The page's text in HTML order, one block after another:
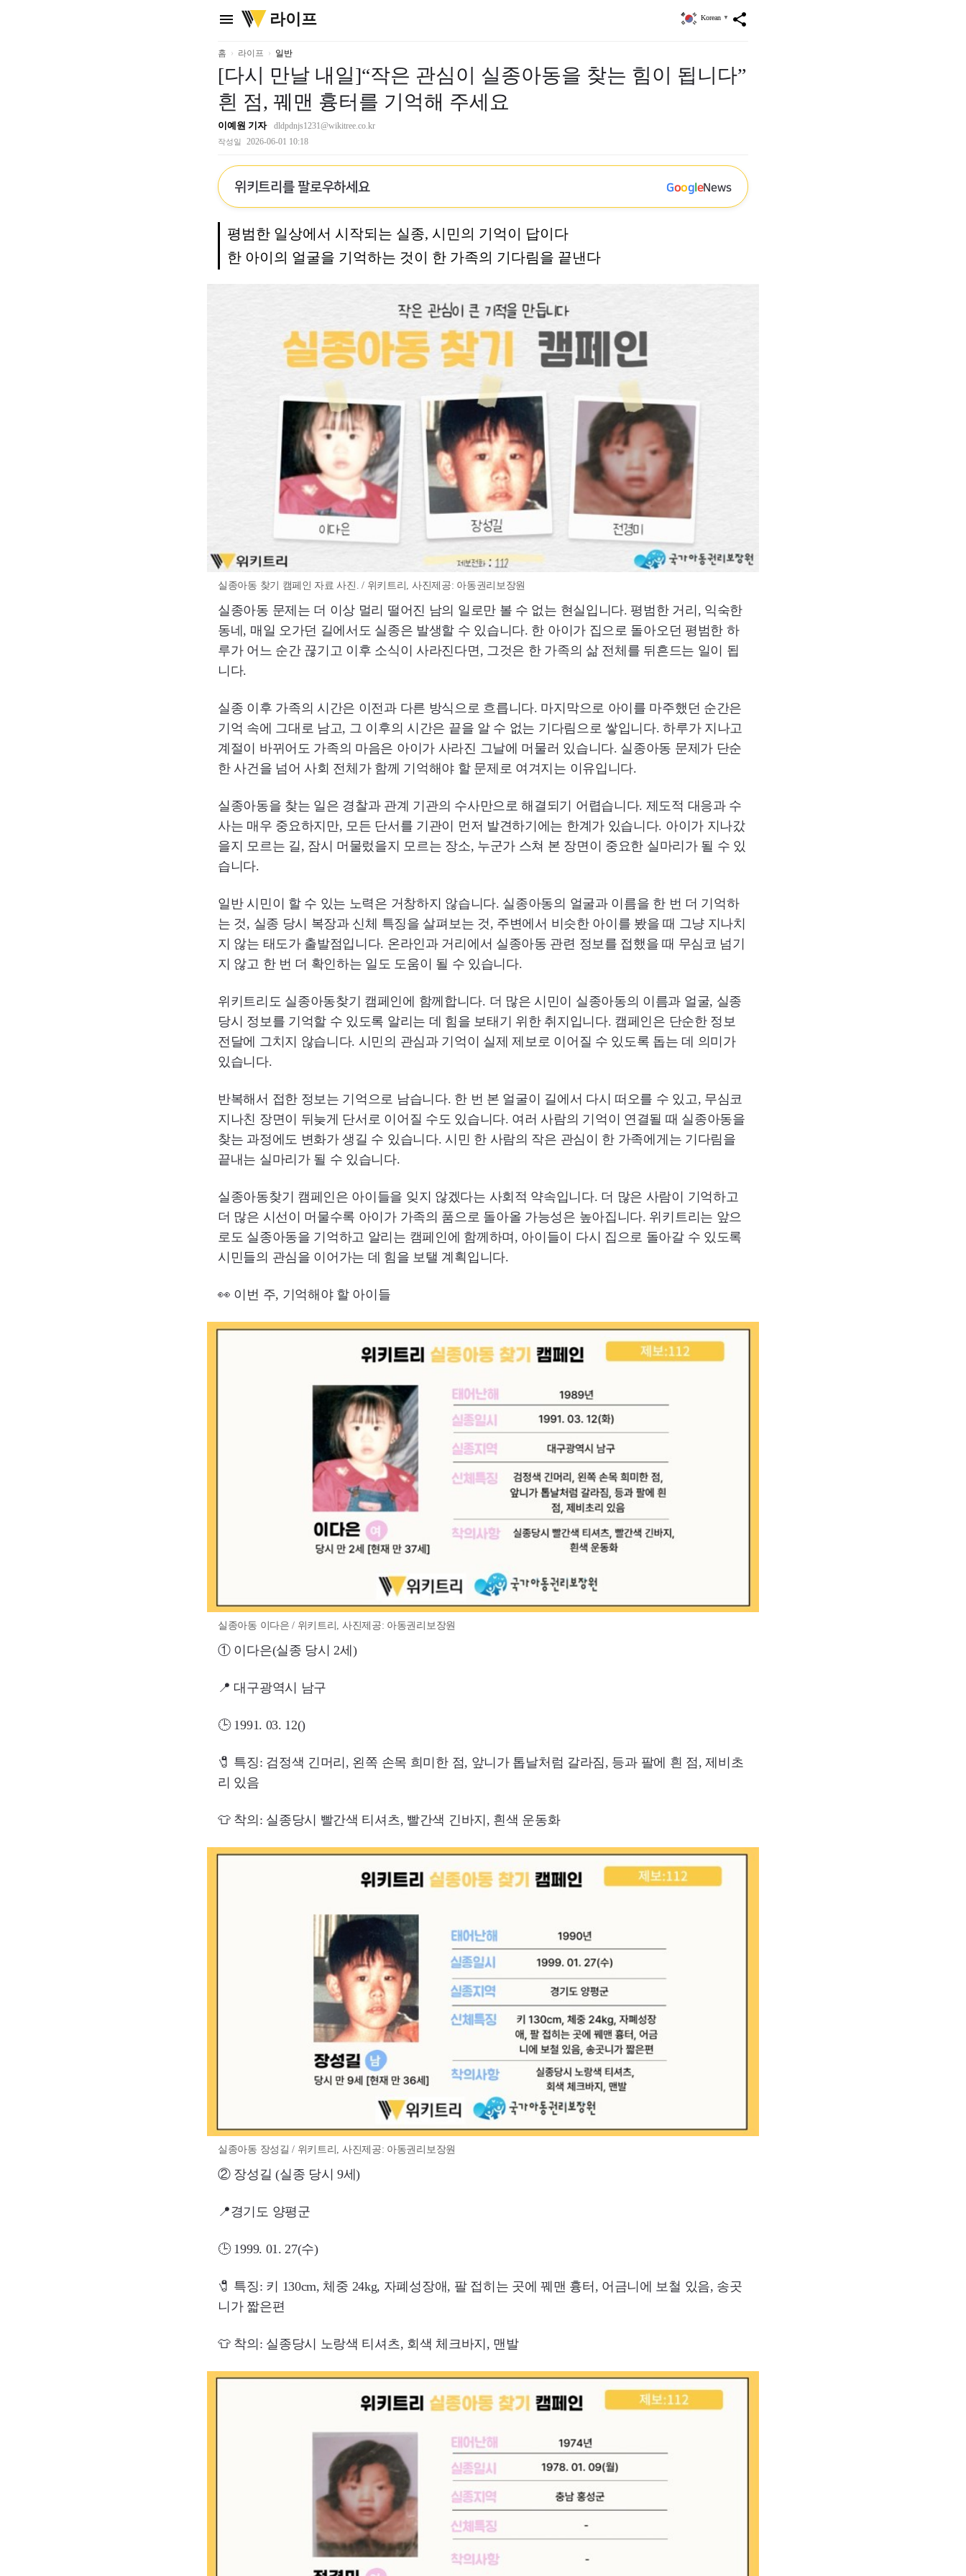
menu
위
키
리
라이프 share
Korean ▼
홈 라이프 일반
[다시 만날 내일]“작은 관심이 실종아동을 찾는 힘이 됩니다”
흰 점, 꿰맨 흉터를 기억해 주세요
이예원 기자 dldpdnjs1231@wikitree.co.kr
작성일 2026-06-01 10:18
위키트리를 팔로우하세요 GoogleNews
평범한 일상에서 시작되는 실종, 시민의 기억이 답이다
한 아이의 얼굴을 기억하는 것이 한 가족의 기다림을 끝낸다
실종아동 찾기 캠페인 자료 사진. / 위키트리, 사진제공: 아동권리보장원
실종아동 문제는 더 이상 멀리 떨어진 남의 일로만 볼 수 없는 현실입니다. 평범한 거리, 익숙한
동네, 매일 오가던 길에서도 실종은 발생할 수 있습니다. 한 아이가 집으로 돌아오던 평범한 하
루가 어느 순간 끊기고 이후 소식이 사라진다면, 그것은 한 가족의 삶 전체를 뒤흔드는 일이 됩
니다.
실종 이후 가족의 시간은 이전과 다른 방식으로 흐릅니다. 마지막으로 아이를 마주했던 순간은
기억 속에 그대로 남고, 그 이후의 시간은 끝을 알 수 없는 기다림으로 쌓입니다. 하루가 지나고
계절이 바뀌어도 가족의 마음은 아이가 사라진 그날에 머물러 있습니다. 실종아동 문제가 단순
한 사건을 넘어 사회 전체가 함께 기억해야 할 문제로 여겨지는 이유입니다.
실종아동을 찾는 일은 경찰과 관계 기관의 수사만으로 해결되기 어렵습니다. 제도적 대응과 수
사는 매우 중요하지만, 모든 단서를 기관이 먼저 발견하기에는 한계가 있습니다. 아이가 지나갔
을지 모르는 길, 잠시 머물렀을지 모르는 장소, 누군가 스쳐 본 장면이 중요한 실마리가 될 수 있
습니다.
일반 시민이 할 수 있는 노력은 거창하지 않습니다. 실종아동의 얼굴과 이름을 한 번 더 기억하
는 것, 실종 당시 복장과 신체 특징을 살펴보는 것, 주변에서 비슷한 아이를 봤을 때 그냥 지나치
지 않는 태도가 출발점입니다. 온라인과 거리에서 실종아동 관련 정보를 접했을 때 무심코 넘기
지 않고 한 번 더 확인하는 일도 도움이 될 수 있습니다.
위키트리도 실종아동찾기 캠페인에 함께합니다. 더 많은 시민이 실종아동의 이름과 얼굴, 실종
당시 정보를 기억할 수 있도록 알리는 데 힘을 보태기 위한 취지입니다. 캠페인은 단순한 정보
전달에 그치지 않습니다. 시민의 관심과 기억이 실제 제보로 이어질 수 있도록 돕는 데 의미가
있습니다.
반복해서 접한 정보는 기억으로 남습니다. 한 번 본 얼굴이 길에서 다시 떠오를 수 있고, 무심코
지나친 장면이 뒤늦게 단서로 이어질 수도 있습니다. 여러 사람의 기억이 연결될 때 실종아동을
찾는 과정에도 변화가 생길 수 있습니다. 시민 한 사람의 작은 관심이 한 가족에게는 기다림을
끝내는 실마리가 될 수 있습니다.
실종아동찾기 캠페인은 아이들을 잊지 않겠다는 사회적 약속입니다. 더 많은 사람이 기억하고
더 많은 시선이 머물수록 아이가 가족의 품으로 돌아올 가능성은 높아집니다. 위키트리는 앞으
로도 실종아동을 기억하고 알리는 캠페인에 함께하며, 아이들이 다시 집으로 돌아갈 수 있도록
시민들의 관심을 이어가는 데 힘을 보탤 계획입니다.
👀 이번 주, 기억해야 할 아이들
실종아동 이다은 / 위키트리, 사진제공: 아동권리보장원
① 이다은(실종 당시 2세)
📍 대구광역시 남구
🕒 1991. 03. 12()
🧷 특징: 검정색 긴머리, 왼쪽 손목 희미한 점, 앞니가 톱날처럼 갈라짐, 등과 팔에 흰 점, 제비초
리 있음
👕 착의: 실종당시 빨간색 티셔츠, 빨간색 긴바지, 흰색 운동화
실종아동 장성길 / 위키트리, 사진제공: 아동권리보장원
② 장성길 (실종 당시 9세)
📍경기도 양평군
🕒 1999. 01. 27(수)
🧷 특징: 키 130cm, 체중 24kg, 자폐성장애, 팔 접히는 곳에 꿰맨 흉터, 어금니에 보철 있음, 송곳
니가 짧은편
👕 착의: 실종당시 노랑색 티셔츠, 회색 체크바지, 맨발